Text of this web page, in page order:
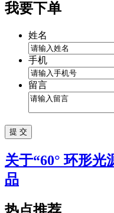
我要下单
姓名
手机
留言
关于“60° 环形光
品